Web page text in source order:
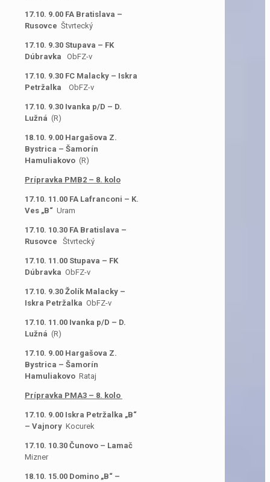
17.10. 9.00 FA Bratislava –
Rusovce Štvrtecký
17.10. 9.30 Stupava – FK
Dúbravka ObFZ-v
17.10. 9.30 FC Malacky – Iskra
Petržalka ObFZ-v
17.10. 9.30 Ivanka p/D – D.
Lužná (R)
18.10. 9.00 Hargašova Z.
Bystrica – Šamorín
Hamuliakovo (R)
Prípravka PMB2 – 8. kolo
17.10. 11.00 FA Lafranconi – K.
Ves „B“ Uram
17.10. 10.30 FA Bratislava –
Rusovce Štvrtecký
17.10. 11.00 Stupava – FK
Dúbravka ObFZ-v
17.10. 9.30 Žolík Malacky –
Iskra Petržalka ObFZ-v
17.10. 11.00 Ivanka p/D – D.
Lužná (R)
17.10. 9.00 Hargašova Z.
Bystrica – Šamorín
Hamuliakovo Rataj
Prípravka PMA3 – 8. kolo
17.10. 9.00 Iskra Petržalka „B“
– Vajnory Kocurek
17.10. 10.30 Čunovo – Lamač
Mizner
18.10. 15.00 Domino „B“ –